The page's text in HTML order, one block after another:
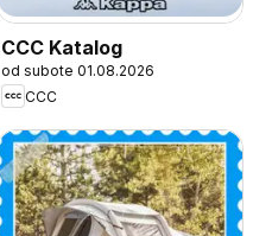
CCC Katalog
od subote 01.08.2026
CCC